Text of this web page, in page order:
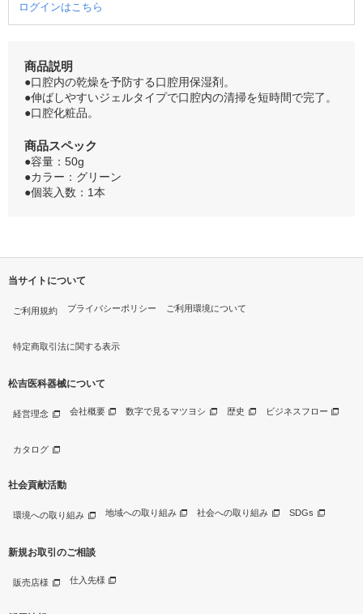
ログインはこちら
商品説明
●口腔内の乾燥を予防する口腔用保湿剤。
●伸ばしやすいジェルタイプで口腔内の清掃を短時間で完了。
●口腔化粧品。
商品スペック
●容量：50g
●カラー：グリーン
●個装入数：1本
当サイトについて
ご利用規約 プライバシーポリシー ご利用環境について
特定商取引法に関する表示
松吉医科器械について
経営理念 会社概要 数字で見るマツヨシ 歴史 ビジネスフロー
カタログ
社会貢献活動
環境への取り組み 地域への取り組み 社会への取り組み SDGs
新規お取引のご相談
販売店様 仕入先様